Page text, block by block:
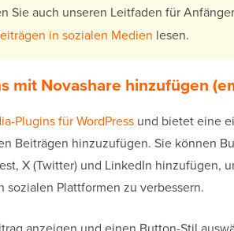
Sie auch unseren Leitfaden für
in sozialen Medien lesen.
mit Novashare hinzufügen
Plugins für WordPress und bietet eine
Beiträgen hinzuzufügen. Sie können
X (Twitter) und LinkedIn hinzufügen,
Plattformen zu verbessern.